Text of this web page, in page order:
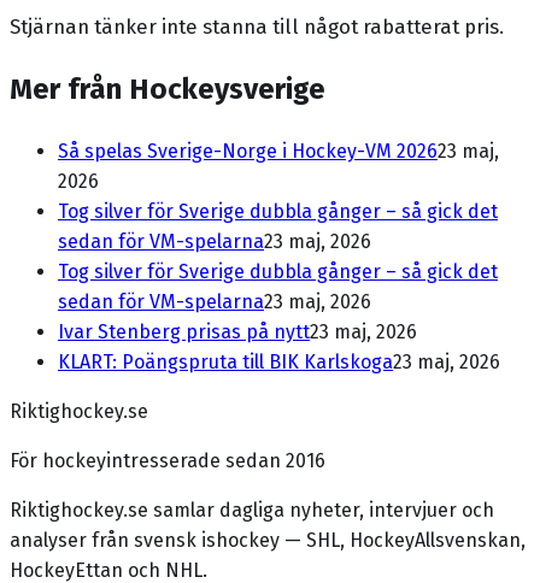
Stjärnan tänker inte stanna till något rabatterat pris.
Mer från Hockeysverige
Så spelas Sverige-Norge i Hockey-VM 202623 maj,
2026
Tog silver för Sverige dubbla gånger – så gick det
sedan för VM-spelarna23 maj, 2026
Tog silver för Sverige dubbla gånger – så gick det
sedan för VM-spelarna23 maj, 2026
Ivar Stenberg prisas på nytt23 maj, 2026
KLART: Poängspruta till BIK Karlskoga23 maj, 2026
Riktighockey.se
För hockeyintresserade sedan 2016
Riktighockey.se samlar dagliga nyheter, intervjuer och
analyser från svensk ishockey — SHL, HockeyAllsvenskan,
HockeyEttan och NHL.